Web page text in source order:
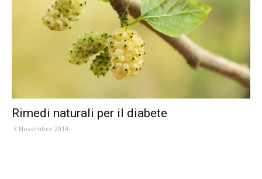
Rimedi naturali per il diabete
3 Novembre 2014